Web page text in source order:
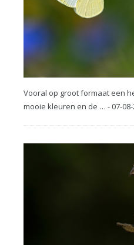
Vooral op groot formaat een
mooie kleuren en de … - 07-08-